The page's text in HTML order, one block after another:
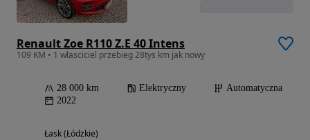
Renault Zoe R110 Z.E 40 Intens
109 KM • 1 własciciel przebieg 28tys km jak nowy
28 000 km Elektryczny
Automatyczna
2022
Łask (Łódzkie)